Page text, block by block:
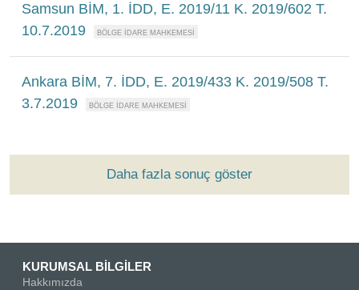
Samsun BİM, 1. İDD, E. 2019/11 K. 2019/602 T.
10.7.2019
Ankara BİM, 7. İDD, E. 2019/433 K. 2019/508 T.
3.7.2019
Daha fazla sonuç göster
KURUMSAL BİLGİLER
Hakkımızda